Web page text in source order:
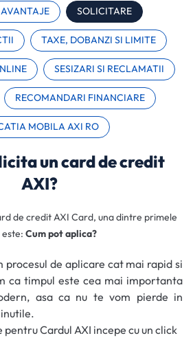
SOLICITARE
TAXE, DOBANZI SI LIMITE
SESIZARI SI RECLAMATII
RECOMANDARI FINANCIARE
MOBILA AXI RO
un card de credit
AXI?
de credit AXI Card, una dintre primele
Cum pot aplica?
procesul de aplicare cat mai rapid si
ca timpul este cea mai importanta
asa ca nu te vom pierde in
Cardul AXI incepe cu un click